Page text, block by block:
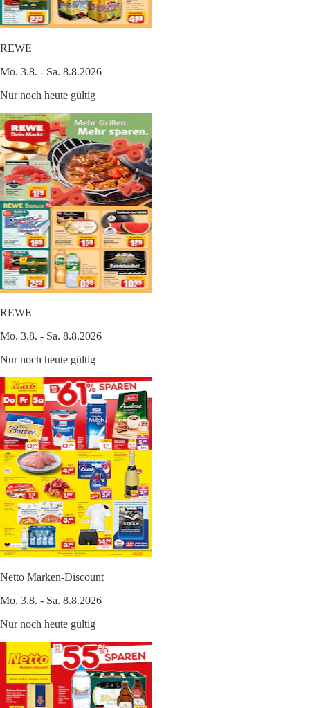
REWE
Mo. 3.8. - Sa. 8.8.2026
Nur noch heute gültig
REWE
Mo. 3.8. - Sa. 8.8.2026
Nur noch heute gültig
Netto Marken-Discount
Mo. 3.8. - Sa. 8.8.2026
Nur noch heute gültig